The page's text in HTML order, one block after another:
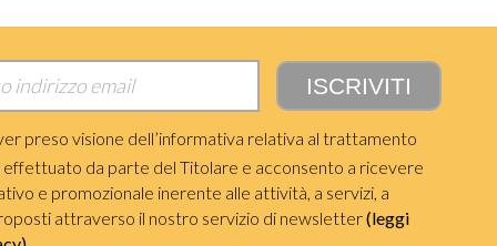
preso visione dell’informativa relativa al trattamento
effettuato da parte del Titolare e acconsento a ricevere
e promozionale inerente alle attività, a servizi, a
attraverso il nostro servizio di newsletter(leggi